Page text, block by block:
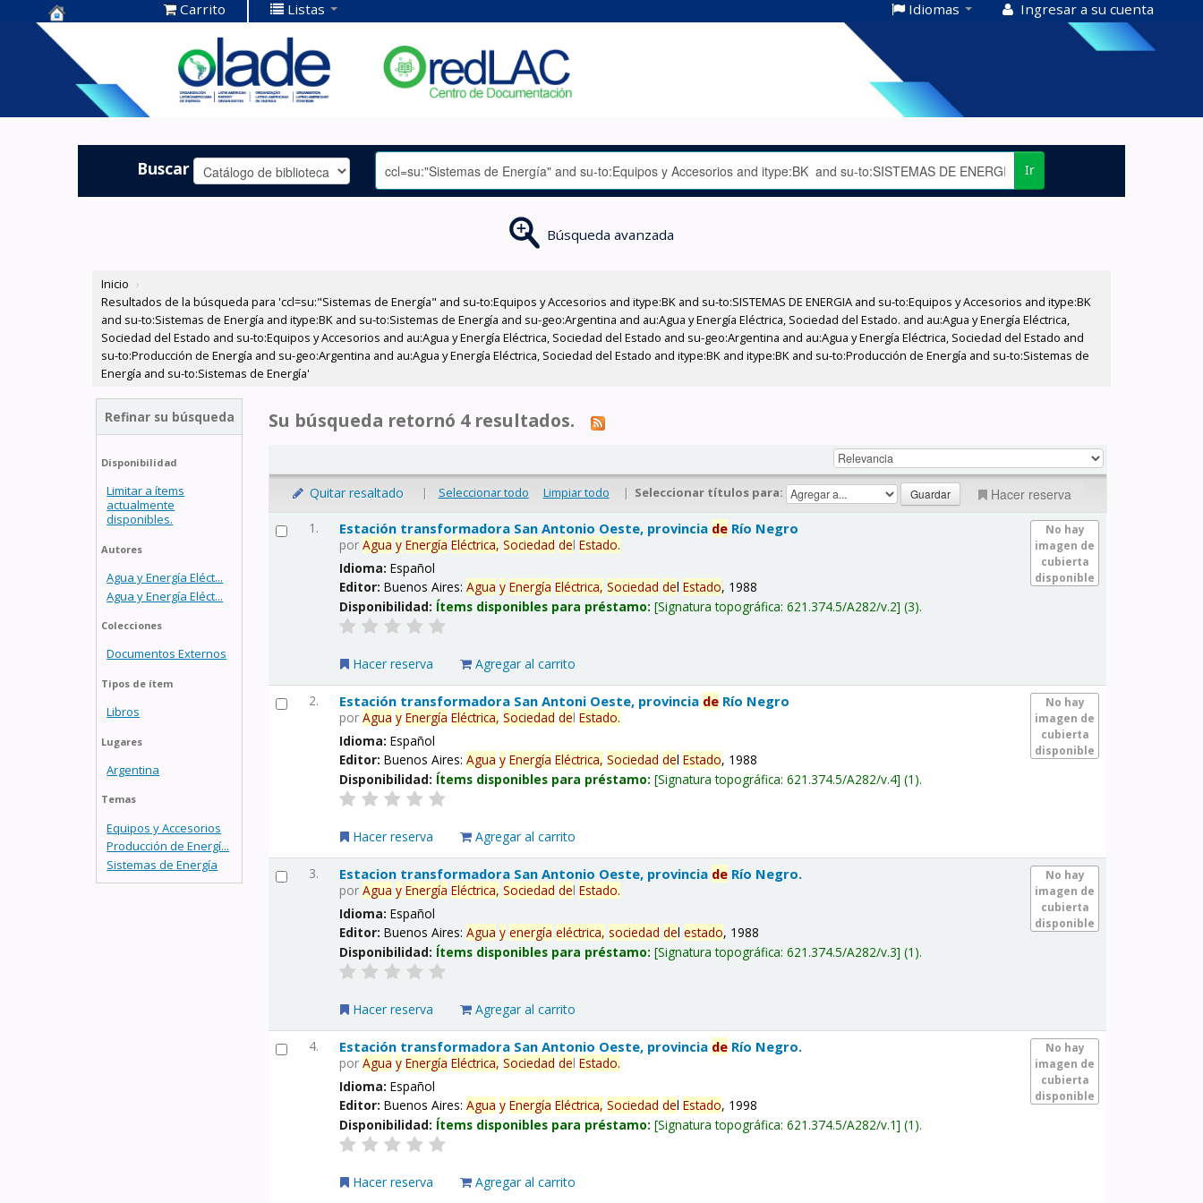
Centro de
Documentación
OLADE -
Carrito Listas Idiomas Ingresar a su cuenta
Buscar Ir
Búsqueda avanzada
Inicio ›
Resultados de la búsqueda para 'ccl=su:"Sistemas de Energía" and su-to:Equipos y Accesorios and itype:BK and su-to:SISTEMAS DE ENERGIA and su-to:Equipos y Accesorios and itype:BK
and su-to:Sistemas de Energía and itype:BK and su-to:Sistemas de Energía and su-geo:Argentina and au:Agua y Energía Eléctrica, Sociedad del Estado. and au:Agua y Energía Eléctrica,
Sociedad del Estado and su-to:Equipos y Accesorios and au:Agua y Energía Eléctrica, Sociedad del Estado and su-geo:Argentina and au:Agua y Energía Eléctrica, Sociedad del Estado and
su-to:Producción de Energía and su-geo:Argentina and au:Agua y Energía Eléctrica, Sociedad del Estado and itype:BK and itype:BK and su-to:Producción de Energía and su-to:Sistemas de
Energía and su-to:Sistemas de Energía'
Refinar su búsqueda
Disponibilidad
Limitar a ítems
actualmente
disponibles.
Autores
Agua y Energía Eléct...
Agua y Energía Eléct...
Colecciones
Documentos Externos
Tipos de ítem
Libros
Lugares
Argentina
Temas
Equipos y Accesorios
Producción de Energí...
Sistemas de Energía
Su búsqueda retornó 4 resultados.
Quitar resaltado | Seleccionar todo Limpiar todo | Seleccionar títulos para: Hacer reserva
1.
No hay
imagen de
cubierta
disponible
Estación transformadora San Antonio Oeste, provincia de Río Negro
porAgua y Energía Eléctrica, Sociedad delEstado.
Idioma:Español
Editor:Buenos Aires:Agua y Energía Eléctrica, Sociedad delEstado, 1988
Disponibilidad: Ítems disponibles para préstamo: Signatura topográfica:621.374.5/A282/v.2 (3).
Hacer reserva Agregar al carrito
2.
No hay
imagen de
cubierta
disponible
Estación transformadora San Antoni Oeste, provincia de Río Negro
porAgua y Energía Eléctrica, Sociedad delEstado.
Idioma:Español
Editor:Buenos Aires:Agua y Energía Eléctrica, Sociedad delEstado, 1988
Disponibilidad: Ítems disponibles para préstamo: Signatura topográfica:621.374.5/A282/v.4 (1).
Hacer reserva Agregar al carrito
3.
No hay
imagen de
cubierta
disponible
Estacion transformadora San Antonio Oeste, provincia de Río Negro.
porAgua y Energía Eléctrica, Sociedad delEstado.
Idioma:Español
Editor:Buenos Aires:Agua y energía eléctrica, sociedad delestado, 1988
Disponibilidad: Ítems disponibles para préstamo: Signatura topográfica:621.374.5/A282/v.3 (1).
Hacer reserva Agregar al carrito
4.
No hay
imagen de
cubierta
disponible
Estación transformadora San Antonio Oeste, provincia de Río Negro.
porAgua y Energía Eléctrica, Sociedad delEstado.
Idioma:Español
Editor:Buenos Aires:Agua y Energía Eléctrica, Sociedad delEstado, 1998
Disponibilidad: Ítems disponibles para préstamo: Signatura topográfica:621.374.5/A282/v.1 (1).
Hacer reserva Agregar al carrito